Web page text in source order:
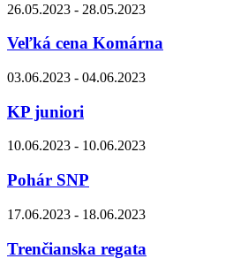
26.05.2023 - 28.05.2023
Veľká cena Komárna
03.06.2023 - 04.06.2023
KP juniori
10.06.2023 - 10.06.2023
Pohár SNP
17.06.2023 - 18.06.2023
Trenčianska regata